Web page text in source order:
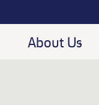
About Us